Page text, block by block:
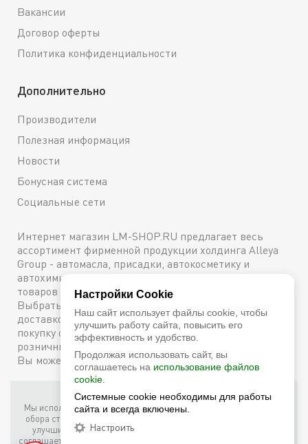
Вакансии
Договор оферты
Политика конфиденциальности
Дополнительно
Производители
Полезная информация
Новости
Бонусная система
Социальные сети
Интернет магазин LM-SHOP.RU предлагает весь
ассортимент фирменной продукции холдинга Alleya
Group - автомасла, присадки, автокосметику и
автохимию. Каталог содержит подробное описание
товаров с техническими характеристиками и ценами.
Выбрать и купить оригинальную продукцию с
доставкой по Москве можно сейчас же, оформив
покупку онлайн, либо посетив один из наших
розничных магазинов. Более подробную информацию
Вы можете получить по телефону+7 (800) 600-48-38
Фирменный интернет-магазин LM Shop © 2026
Мы используем собственные куки (соокіе) и куки третьих лиц для
обора статистики, маркетинговых целей, а также для того, чтобы
улучшить работу сайта. Продолжая просмотр этого сайта, вы
соглашаетесь с таким использованием файлов куки в соответствии
Настройки Cookie
Наш сайт использует файлы cookie, чтобы
улучшить работу сайта, повысить его
эффективность и удобство.
Продолжая использовать сайт, вы
соглашаетесь на использование файлов
cookie.
Системные cookie необходимы для работы
сайта и всегда включены.
Настроить